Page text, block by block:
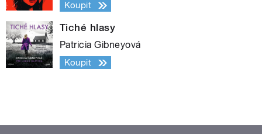
Koupit
Tiché hlasy
Patricia Gibneyová
Koupit